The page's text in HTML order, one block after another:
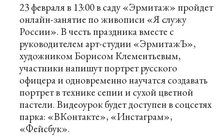
23 февраля в 13:00 в саду «Эрмитаж» пройдет
онлайн-занятие по живописи «Я служу
России». В честь праздника вместе с
руководителем арт-студии «ЭрмитажЪ»,
художником Борисом Клементьевым,
участники напишут портрет русского
офицера и одновременно научатся создавать
портрет в технике сепии и сухой цветной
пастели. Видеоурок будет доступен в соцсетях
парка: «ВКонтакте», «Инстаграм»,
«Фейсбук».